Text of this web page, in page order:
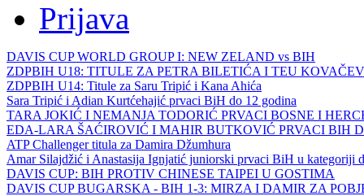
Prijava
DAVIS CUP WORLD GROUP I: NEW ZELAND vs BIH
ZDPBIH U18: TITULE ZA PETRA BILETIĆA I TEU
ZDPBIH U14: Titule za Saru Tripić i Kana Ahića
Sara Tripić i Adian Kurtćehajić prvaci BiH do 12 godina
TARA JOKIĆ I NEMANJA TODORIĆ PRVACI BOSNE I
EDA-LARA ŠAĆIROVIĆ I MAHIR BUTKOVIĆ PRVACI BIH
ATP Challenger titula za Damira Džumhura
Amar Silajdžić i Anastasija Ignjatić juniorski prvaci BiH u kategoriji
DAVIS CUP: BIH PROTIV CHINESE TAIPEI U GOSTIMA
DAVIS CUP BUGARSKA - BIH 1-3: MIRZA I DAMIR ZA